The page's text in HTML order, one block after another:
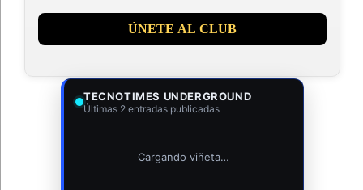
TECNOTIMES UNDERGROUND
Últimas 2 entradas publicadas
Cargando viñeta…